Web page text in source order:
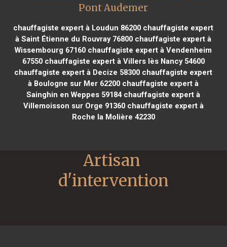
Pont Audemer
chauffagiste expert à Loudun 86200 chauffagiste expert
à Saint Étienne du Rouvray 76800 chauffagiste expert à
Wissembourg 67160 chauffagiste expert à Vendenheim
67550chauffagiste expert à Villers lès Nancy 54600
chauffagiste expert à Decize 58300 chauffagiste expert
à Boulogne sur Mer 62200 chauffagiste expert à
Sainghin en Weppes 59184chauffagiste expert à
Villemoisson sur Orge 91360chauffagiste expert à
Roche la Molière 42230
Artisan
d'intervention